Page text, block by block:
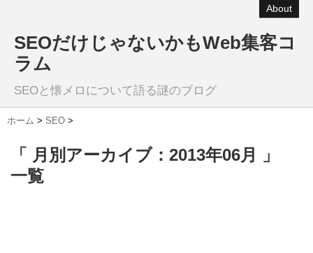
About
SEOだけじゃないかもWeb集客コ
ラム
SEOと懐メロについて語る謎のブログ
ホーム > SEO >
「 月別アーカイブ：2013年06月 」
一覧